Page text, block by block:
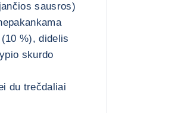
sausros)
%), didelis
skurdo
du trečdaliai